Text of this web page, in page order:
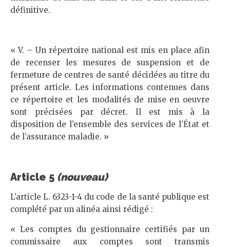
définitive.
« V. – Un répertoire national est mis en place afin
de recenser les mesures de suspension et de
fermeture de centres de santé décidées au titre du
présent article. Les informations contenues dans
ce répertoire et les modalités de mise en oeuvre
sont précisées par décret. Il est mis à la
disposition de l’ensemble des services de l’État et
de l’assurance maladie. »
Article 5 (nouveau)
L’article L. 6323-1-4 du code de la santé publique est
complété par un alinéa ainsi rédigé :
« Les comptes du gestionnaire certifiés par un
commissaire aux comptes sont transmis